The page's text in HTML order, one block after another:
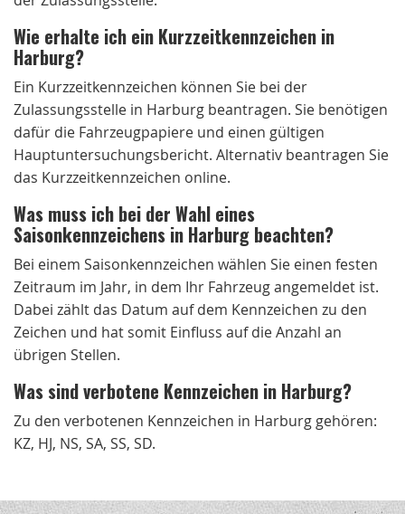
Wie erhalte ich ein Kurzzeitkennzeichen in
Harburg?
Ein Kurzzeitkennzeichen können Sie bei der
Zulassungsstelle in Harburg beantragen. Sie benötigen
dafür die Fahrzeugpapiere und einen gültigen
Hauptuntersuchungsbericht. Alternativ beantragen Sie
das Kurzzeitkennzeichen online.
Was muss ich bei der Wahl eines
Saisonkennzeichens in Harburg beachten?
Bei einem Saisonkennzeichen wählen Sie einen festen
Zeitraum im Jahr, in dem Ihr Fahrzeug angemeldet ist.
Dabei zählt das Datum auf dem Kennzeichen zu den
Zeichen und hat somit Einfluss auf die Anzahl an
übrigen Stellen.
Was sind verbotene Kennzeichen in Harburg?
Zu den verbotenen Kennzeichen in Harburg gehören:
KZ, HJ, NS, SA, SS, SD.